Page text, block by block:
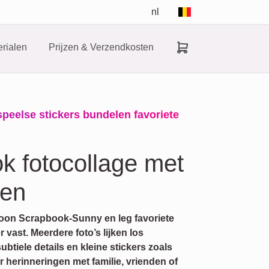
nl
Prijzen & Verzendkosten
stickers bundelen favoriete
fotocollage met
Scrapbook-Sunny en leg favoriete
vast. Meerdere foto’s lijken los
details en kleine stickers zoals
herinneringen met familie, vrienden of